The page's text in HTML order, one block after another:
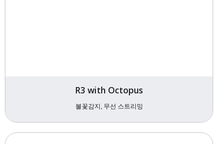
R3 with Octopus
불꽃감지, 무선 스트리밍